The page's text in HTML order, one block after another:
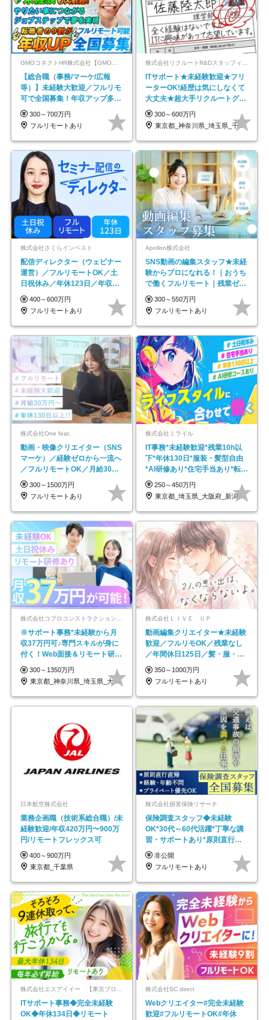
GMOコネクトHR株式会社【GMOインターネットグループ】
【総合職（事務/マーケ/広報
等）】未経験大歓迎／フルリモ
可で全国募集！年収アップ多数
★年休最大130日★
300～700万円
フルリモートあり
ITサポート★未経験歓迎★フリ
ーターOK!経歴は気にしなくて
大丈夫★超大手リクルートグル
ープの正社員/sg
300～600万円
東京都_神奈川県_埼玉県_千葉県_大阪府…
株式会社さくらインベスト
配信ディレクター（ウェビナー
運営）／フルリモートOK／土
日祝休み／年休123日／年収
600万円可
400～600万円
フルリモートあり
Apollon株式会社
SNS動画の編集スタッフ★未経
験からプロになれる！｜おうち
で働くフルリモート｜残業ゼロ
で18時退勤◎
300～550万円
フルリモートあり
株式会社One feat.
動画・映像クリエイター（SNS
マーケ）／経験ゼロから一流へ
／フルリモートOK／月給30万
円～／年休130日以上
300～1500万円
フルリモートあり
株式会社ミライル
IT事務*未経験歓迎*残業10h以
下*年休130日*服装・髪型自由
*AI研修あり*住宅手当あり*転勤
なし
250～450万円
東京都_埼玉県_大阪府_新潟県_福岡県
※サポート事務*未経験から月
収37万円可♪専門スキルが身に
付く！Web面接＆リモート研修
も充実♪/a
300～1350万円
東京都_神奈川県_埼玉県_大阪府_愛知県…
株式会社ＬＩＶＥ ＵＰ
動画編集クリエイター★未経験
歓迎／フルリモOK／残業なし
／年間休日125日／髪・服・ネ
イル自由／研修充実で安心
350～1000万円
フルリモートあり
日本航空株式会社
業務企画職（技術系総合職）/未
経験歓迎/年収420万円〜900万
円/リモートフレックス可
400～900万円
東京都_千葉県
株式会社損害保険リサーチ
保険調査スタッフ◆未経験
OK*30代～60代活躍*丁寧な講
習・サポートあり*原則直行直
帰／全国募集・業務委託
非公開
フルリモートあり
ITサポート事務◆完全未経験
OK◆年休134日◆リモート
株式会社SC direct
Webクリエイター#完全未経験
歓迎#フルリモートOK#年休